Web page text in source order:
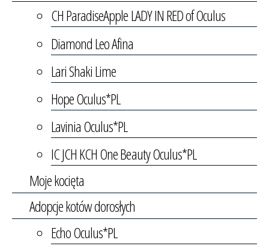
CH ParadiseApple LADY IN RED of Oculus
Diamond Leo Afina
Lari Shaki Lime
Hope Oculus*PL
Lavinia Oculus*PL
IC JCH KCH One Beauty Oculus*PL
Moje kocięta
Adopcje kotów dorosłych
Echo Oculus*PL